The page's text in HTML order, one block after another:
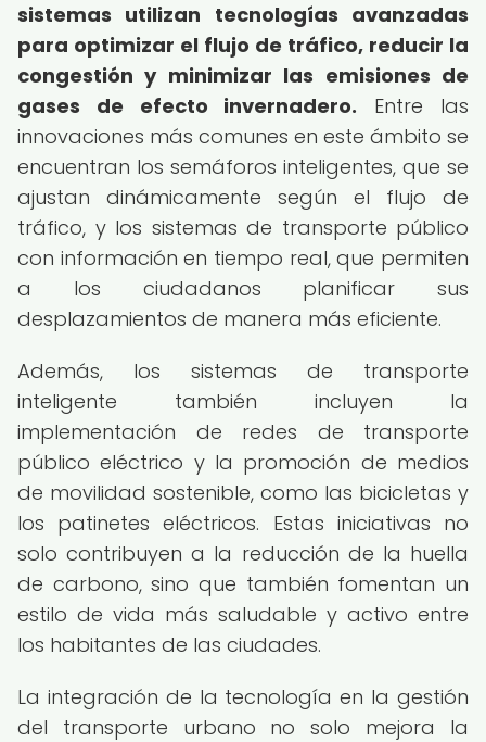
sistemas utilizan tecnologías avanzadas
para optimizar el flujo de tráfico, reducir la
congestión y minimizar las emisiones de
gases de efecto invernadero. Entre las
innovaciones más comunes en este ámbito se
encuentran los semáforos inteligentes, que se
ajustan dinámicamente según el flujo de
tráfico, y los sistemas de transporte público
con información en tiempo real, que permiten
a los ciudadanos planificar sus
desplazamientos de manera más eficiente.
Además, los sistemas de transporte
inteligente también incluyen la
implementación de redes de transporte
público eléctrico y la promoción de medios
de movilidad sostenible, como las bicicletas y
los patinetes eléctricos. Estas iniciativas no
solo contribuyen a la reducción de la huella
de carbono, sino que también fomentan un
estilo de vida más saludable y activo entre
los habitantes de las ciudades.
La integración de la tecnología en la gestión
del transporte urbano no solo mejora la